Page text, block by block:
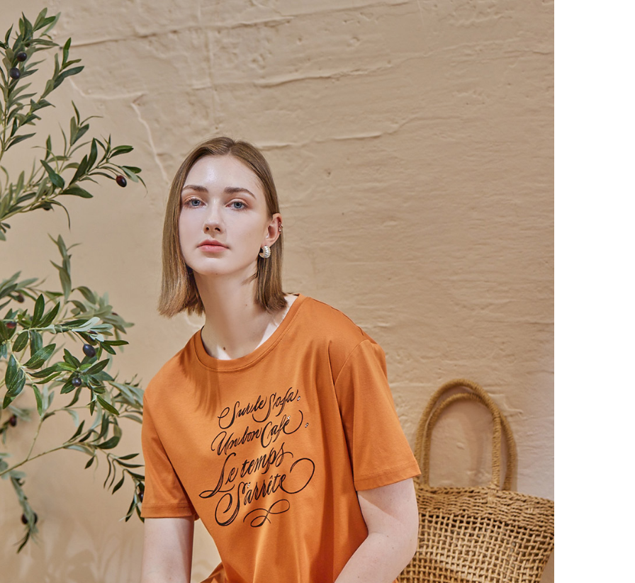
交易，需依本服務之必要範圍內提供個人資料，並將交易相關給付款項請
求債權轉讓予恩沛科技股份有限公司。
２．關於個人資料處理事宜，請瀏覽以下網址：
https://aftee.tw/terms/#terms3
３．未成年的使用者請事先徵得法定代理人或監護人之同意方可使用
「AFTEE先享後付」，若未經同意申辦者引起之損失，本公司不負相關責
任。
４．使用「AFTEE先享後付」時，將依據個別帳號之用戶狀況，依本公司
即時審查核予不同之上限額度；若仍有額度不足之情形，本公司將視審查
５．嚴禁一人註冊多個帳號或使用他人資訊註冊。若發現惡意使用之情
形，恩沛科技股份有限公司將有權停止該用戶之使用額度並採取法律行